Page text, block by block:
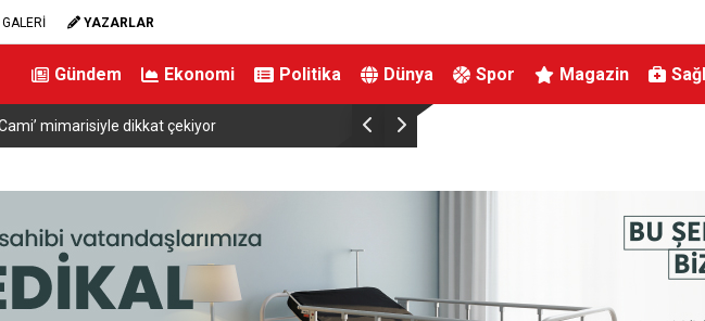
GALERİ YAZARLAR
Gündem Ekonomi Politika Dünya Spor Magazin
oğlu Enes Doğan’ın düğününe katıldı Vakıfbank ve İŞKUR arasında genç ve kadın istihdamı